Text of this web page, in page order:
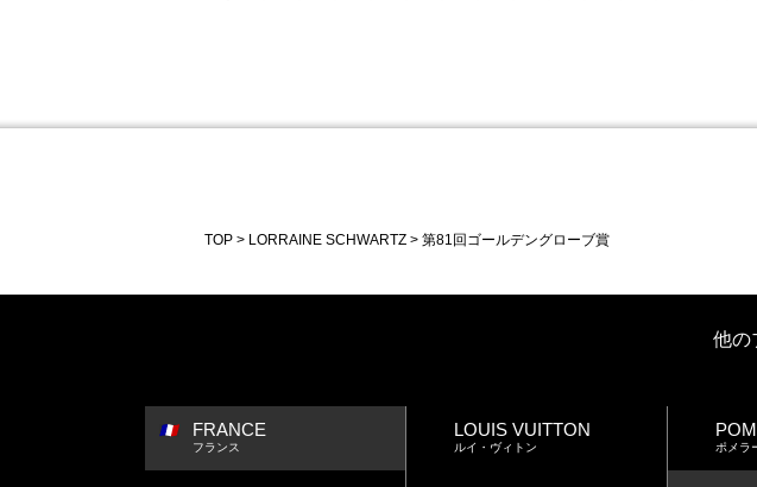
TOP LORRAINE SCHWARTZ 第81回ゴールデングローブ賞
他の
FRANCE
フランス
LOUIS VUITTON
ルイ・ヴィトン ポメラ